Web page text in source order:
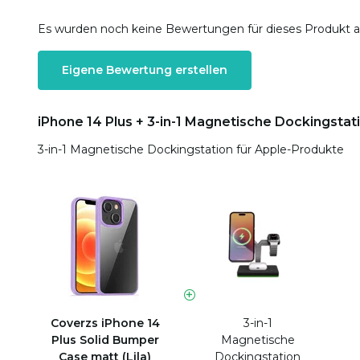
Es wurden noch keine Bewertungen für dieses Produkt
Eigene Bewertung erstellen
iPhone 14 Plus + 3-in-1 Magnetische
3-in-1 Magnetische Dockingstation für Apple-Produkte
Coverzs iPhone 14
Plus Solid Bumper
Case matt (Lila)
3-in-1
Magnetische
Dockingstation